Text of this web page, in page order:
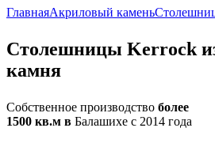
ГлавнаяАкриловый камень
Столешницы Kerrock
камня
Собственное производство более
1500 кв.м в Балашихе с 2014 года